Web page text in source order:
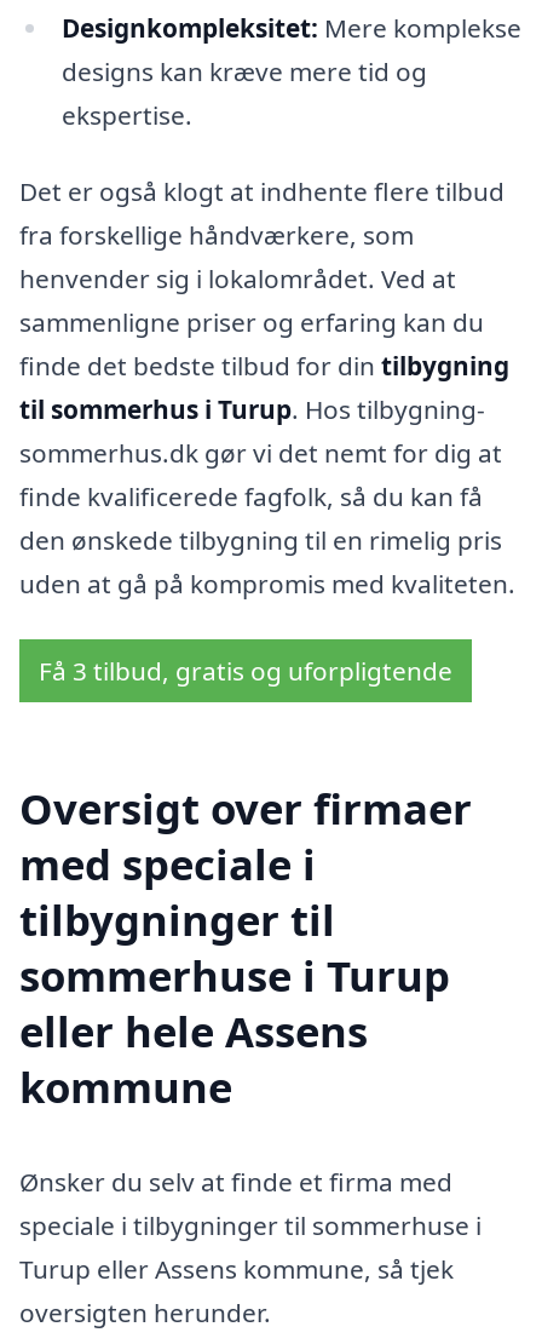
Designkompleksitet: Mere komplekse
designs kan kræve mere tid og
ekspertise.
Det er også klogt at indhente flere tilbud
fra forskellige håndværkere, som
henvender sig i lokalområdet. Ved at
sammenligne priser og erfaring kan du
finde det bedste tilbud for din tilbygning
til sommerhus i Turup. Hos tilbygning-
sommerhus.dk gør vi det nemt for dig at
finde kvalificerede fagfolk, så du kan få
den ønskede tilbygning til en rimelig pris
uden at gå på kompromis med kvaliteten.
Få 3 tilbud, gratis og uforpligtende
Oversigt over firmaer
med speciale i
tilbygninger til
sommerhuse i Turup
eller hele Assens
kommune
Ønsker du selv at finde et firma med
speciale i tilbygninger til sommerhuse i
Turup eller Assens kommune, så tjek
oversigten herunder.